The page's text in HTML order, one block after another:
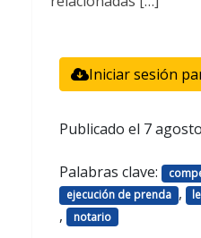
Iniciar sesión
Publicado el 7
Palabras clave:
ejecución de prenda ,
, notario